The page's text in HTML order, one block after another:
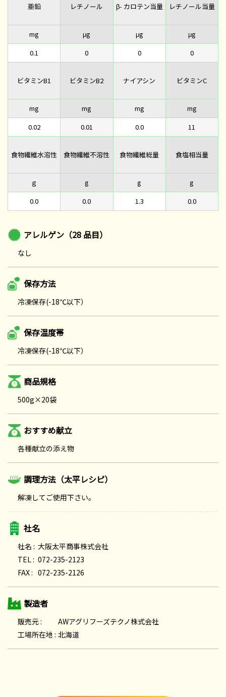
亜鉛
mg
0.1
レチノール
μg
0
β- カロテン当量
μg
0
レチノール当量
μg
0
ビタミンB1
mg
0.02
ビタミンB2
mg
0.01
ナイアシン
mg
0.0
ビタミンC
mg
11
食物繊維水溶性
ｇ
0.0
食物繊維不溶性
g
0.0
食物繊維総量
g
1.3
食塩相当量
g
0.0
アレルゲン（28 品目）
なし
保存方法
冷凍保存(-18℃以下）
保存温度帯
冷凍保存(-18℃以下）
商品規格
500g×20袋
おすすめ献立
各種献立の添え物
調理方法（太平レシピ）
解凍してご使用下さい。
社名
社名 : 大阪太平商事株式会社
TEL : 072-235-2123
FAX : 072-235-2126
製造者
販売元 :
AWアグリフーズテクノ株式会社
工場所在地 : 北海道